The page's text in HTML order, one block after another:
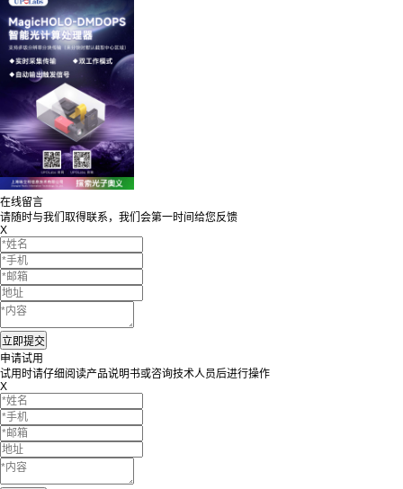
在线留言
请随时与我们取得联系，我们会第一时间给您反馈
X
申请试用
试用时请仔细阅读产品说明书或咨询技术人员后进行操作
X